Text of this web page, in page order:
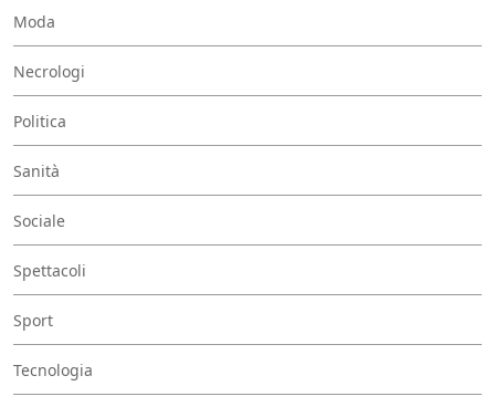
Moda
Necrologi
Politica
Sanità
Sociale
Spettacoli
Sport
Tecnologia